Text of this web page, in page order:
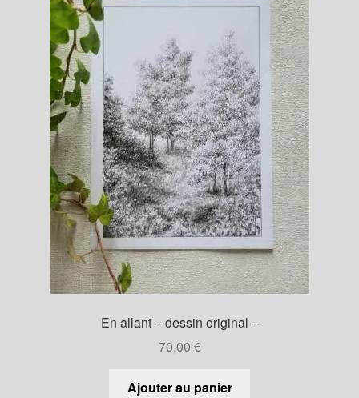
En allant – dessin original –
70,00 €
Ajouter au panier